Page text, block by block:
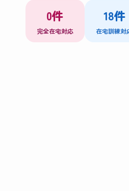
0件
完全在宅対応
18件
在宅訓練対